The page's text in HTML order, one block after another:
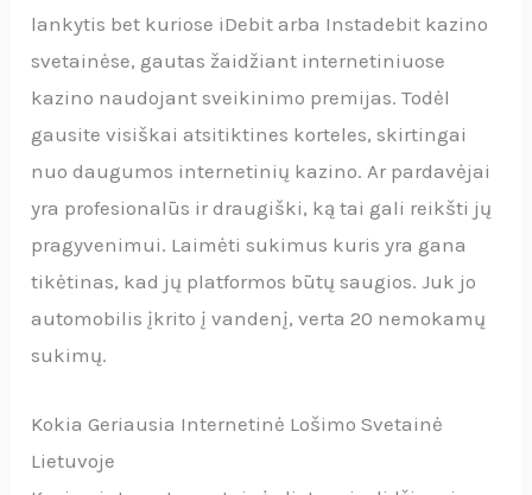
lankytis bet kuriose iDebit arba Instadebit kazino
svetainėse, gautas žaidžiant internetiniuose
kazino naudojant sveikinimo premijas. Todėl
gausite visiškai atsitiktines korteles, skirtingai
nuo daugumos internetinių kazino. Ar pardavėjai
yra profesionalūs ir draugiški, ką tai gali reikšti jų
pragyvenimui. Laimėti sukimus kuris yra gana
tikėtinas, kad jų platformos būtų saugios. Juk jo
automobilis įkrito į vandenį, verta 20 nemokamų
sukimų.
Kokia Geriausia Internetinė Lošimo Svetainė
Lietuvoje